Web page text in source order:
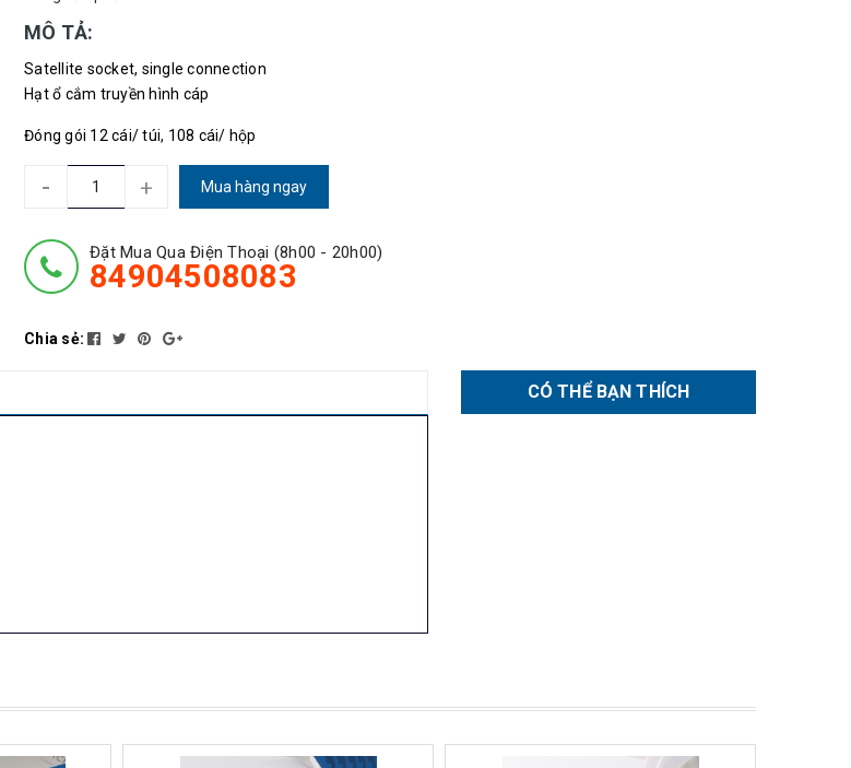
MÔ TẢ:
Satellite socket, single connection
Hạt ổ cắm truyền hình cáp
Đóng gói 12 cái/ túi, 108 cái/ hộp
- + Mua hàng ngay
Đặt Mua Qua Điện Thoại (8h00 - 20h00)
84904508083
Chia sẻ:
CÓ THỂ BẠN THÍCH